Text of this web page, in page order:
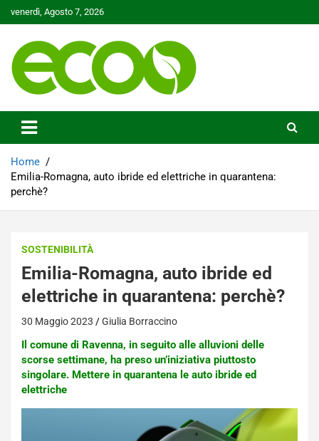
to
venerdì, Agosto 7, 2026
Ecoo.it
Home
Emilia-Romagna, auto ibride ed elettriche in quarantena:
perchè?
SOSTENIBILITÀ
Emilia-Romagna, auto ibride ed
elettriche in quarantena: perchè?
30 Maggio 2023 Giulia Borraccino
Il comune di Ravenna, in seguito alle alluvioni delle
scorse settimane, ha preso un’iniziativa piuttosto
singolare. Mettere in quarantena le auto ibride ed
elettriche